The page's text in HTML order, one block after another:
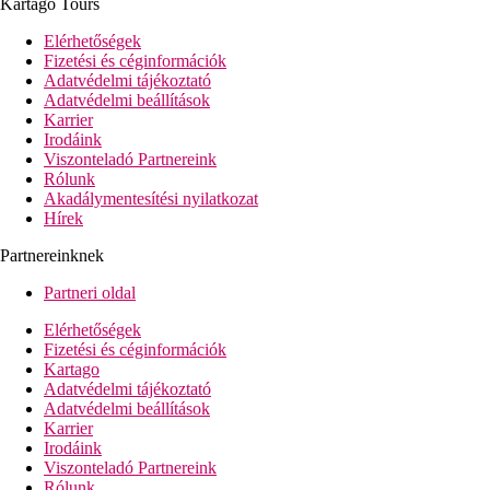
Kartago Tours
Elérhetőségek
Fizetési és céginformációk
Adatvédelmi tájékoztató
Adatvédelmi beállítások
Karrier
Irodáink
Viszonteladó Partnereink
Rólunk
Akadálymentesítési nyilatkozat
Hírek
Partnereinknek
Partneri oldal
Elérhetőségek
Fizetési és céginformációk
Kartago
Adatvédelmi tájékoztató
Adatvédelmi beállítások
Karrier
Irodáink
Viszonteladó Partnereink